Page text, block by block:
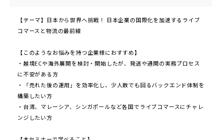
【テーマ】日本から世界へ挑戦！ 日本企業の国際化を加速するライブ
コマースと物流の最前線
【このようなお悩みを持つ企業様におすすめ】
・越境ECや海外展開を検討・開始したが、発送や通関の実務プロセス
に不安がある方
・「売れた後の運用」を効率化し、少人数でも回るバックエンド体制を
構築したい方
・台湾、マレーシア、シンガポールなど各国でライブコマースにチャレ
ンジしたい方